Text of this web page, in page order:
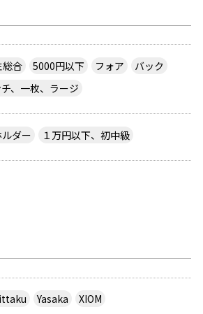
総合 5000円以下 フォア
バック
、一枚、ラージ
ダー
１万円以下、初中級
Yasaka
XIOM